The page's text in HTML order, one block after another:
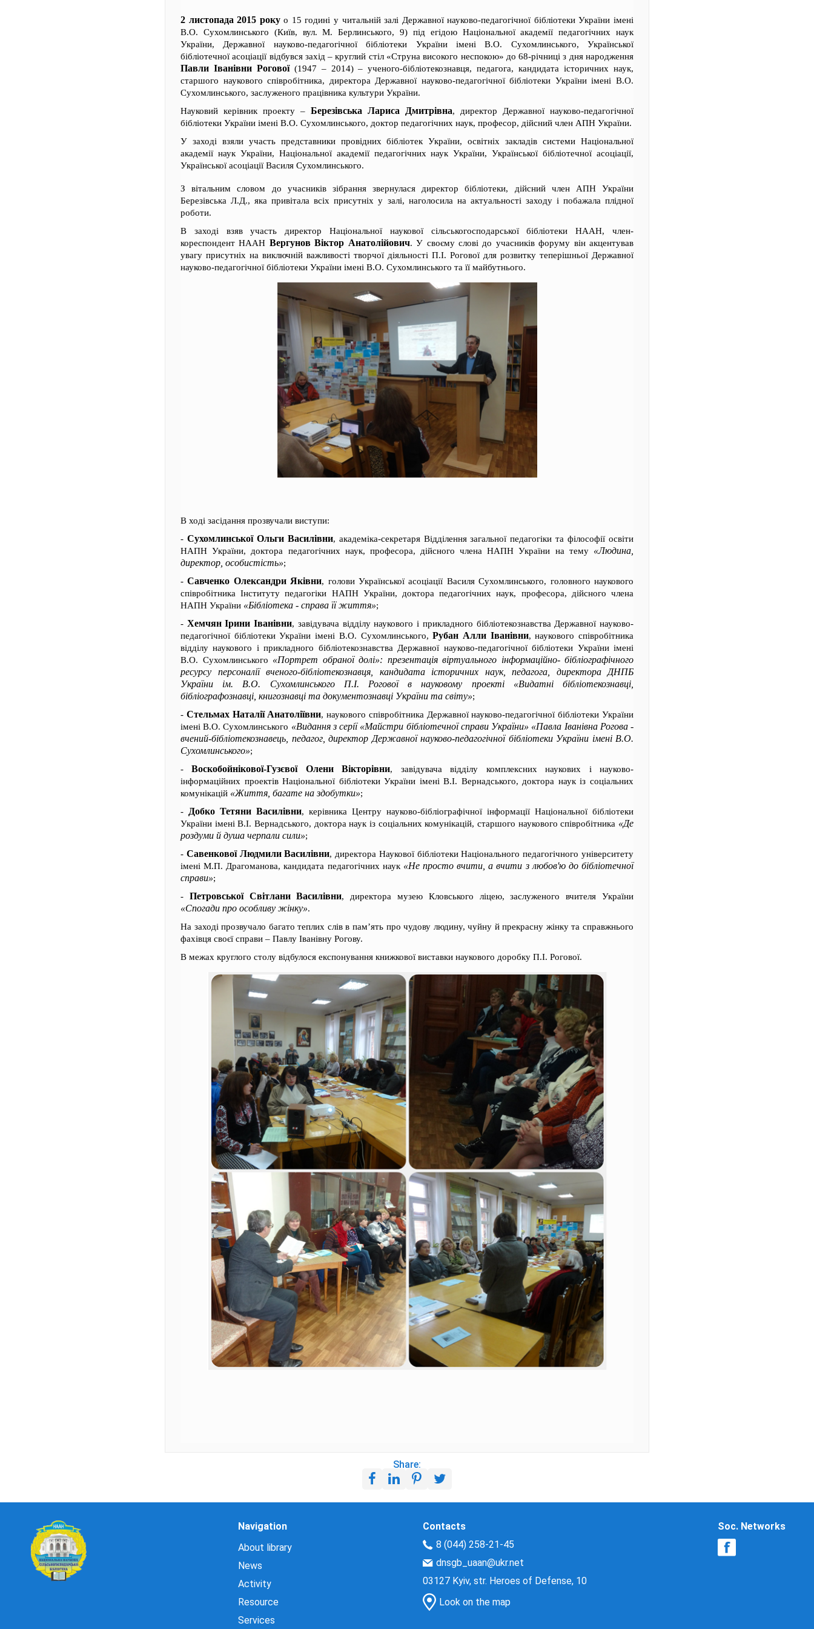
2 листопада 2015 рокуо 15 годині у читальній залі Державної науково-педагогічної бібліотеки України імені
В.О. Сухомлинського (Київ, вул. М. Берлинського, 9) під егідою Національної академії педагогічних наук
України, Державної науково-педагогічної бібліотеки України імені В.О. Сухомлинського, Української
бібліотечної асоціації відбувся захід – круглий стіл «Струна високого неспокою» до 68-річниці з дня народження
Павли Іванівни Рогової(1947 – 2014) – ученого-бібліотекознавця, педагога, кандидата історичних наук,
старшого наукового співробітника, директора Державної науково-педагогічної бібліотеки України імені В.О.
Сухомлинського, заслуженого працівника культури України.
Науковий керівник проекту – Березівська Лариса Дмитрівна, директор Державної науково-педагогічної
бібліотеки України імені В.О. Сухомлинського, доктор педагогічних наук, професор, дійсний член АПН України.
У заході взяли участь представники провідних бібліотек України, освітніх закладів системи Національної
академії наук України, Національної академії педагогічних наук України, Української бібліотечної асоціації,
Української асоціації Василя Сухомлинського.
З вітальним словом до учасників зібрання звернулася директор бібліотеки, дійсний член АПН України
Березівська Л.Д., яка привітала всіх присутніх у залі, наголосила на актуальності заходу і побажала плідної
роботи.
В заході взяв участь директор Національної наукової сільськогосподарської бібліотеки НААН, член-
кореспондент НААН Вергунов Віктор Анатолійович. У своєму слові до учасників форуму він акцентував
увагу присутніх на виключній важливості творчої діяльності П.І. Рогової для розвитку теперішньої Державної
науково-педагогічної бібліотеки України імені В.О. Сухомлинського та її майбутнього.
В ході засідання прозвучали виступи:
- Сухомлинської Ольги Василівни, академіка-секретаря Відділення загальної педагогіки та філософії освіти
НАПН України, доктора педагогічних наук, професора, дійсного члена НАПН України на тему «Людина,
директор, особистість»;
-Савченко Олександри Яківни, голови Української асоціації Василя Сухомлинського, головного наукового
співробітника Інституту педагогіки НАПН України, доктора педагогічних наук, професора, дійсного члена
НАПН України «Бібліотека - справа її життя»;
- Хемчян Ірини Іванівни, завідувача відділу наукового і прикладного бібліотекознавства Державної науково-
педагогічної бібліотеки України імені В.О. Сухомлинського,Рубан Алли Іванівни, наукового співробітника
відділу наукового і прикладного бібліотекознавства Державної науково-педагогічної бібліотеки України імені
В.О. Сухомлинського «Портрет обраної долі»: презентація віртуального інформаційно- бібліографічного
ресурсу персоналії вченого-бібліотекознавця, кандидата історичних наук, педагога, директора ДНПБ
України ім. В.О. Сухомлинського П.І. Рогової в науковому проекті «Видатні бібліотекознавці,
бібліографознавці, книгознавці та документознавці України та світу»;
- Стельмах Наталії Анатоліївни, наукового співробітника Державної науково-педагогічної бібліотеки України
імені В.О. Сухомлинського «Видання з серії «Майстри бібліотечної справи України» «Павла Іванівна Рогова -
вчений-бібліотекознавець, педагог, директор Державної науково-педагогічної бібліотеки України імені В.О.
Сухомлинського»;
-Воскобойнікової-Гузєвої Олени Вікторівни, завідувача відділу комплексних наукових і науково-
інформаційних проектів Національної бібліотеки України імені В.І. Вернадського, доктора наук із соціальних
комунікацій «Життя, багате на здобутки»;
-
Добко Тетяни Василівни, керівника Центру науково-бібліографічної інформації Національної бібліотеки
України імені В.І. Вернадського, доктора наук із соціальних комунікацій, старшого наукового співробітника «Де
роздуми й душа черпали сили»;
- Савенкової Людмили Василівни, директора Наукової бібліотеки Національного педагогічного університету
імені М.П. Драгоманова, кандидата педагогічних наук «Не просто вчити, а вчити з любов'ю до бібліотечної
справи»;
- Петровської Світлани Василівни, директора музею Кловського ліцею, заслуженого вчителя України
«Спогади про особливу жінку».
На заході прозвучало багато теплих слів в пам’ять про чудову людину, чуйну й прекрасну жінку та справжнього
фахівця своєї справи – Павлу Іванівну Рогову.
В межах круглого столу відбулося експонування книжкової виставки наукового доробку П.І. Рогової.
Share:
Navigation
About library
News
Activity
Resource
Services
Contacts
8 (044) 258-21-45
dnsgb_uaan@ukr.net
03127 Kyiv, str. Heroes of Defense, 10
Look on the map
Soc. Networks